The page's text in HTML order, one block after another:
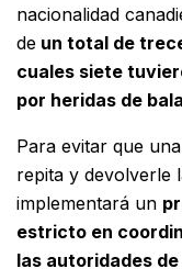
nacionalidad
de un total de
cuales siete
por heridas de
Para evitar que
repita y devolverle
implementará un
estricto en
las autoridades